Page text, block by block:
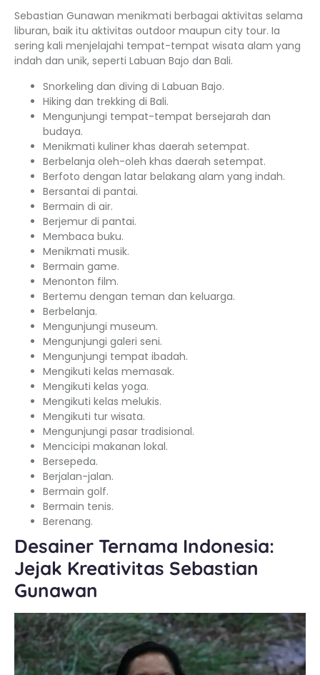
Sebastian Gunawan menikmati berbagai aktivitas selama
liburan, baik itu aktivitas outdoor maupun city tour. Ia
sering kali menjelajahi tempat-tempat wisata alam yang
indah dan unik, seperti Labuan Bajo dan Bali.
Snorkeling dan diving di Labuan Bajo.
Hiking dan trekking di Bali.
Mengunjungi tempat-tempat bersejarah dan
budaya.
Menikmati kuliner khas daerah setempat.
Berbelanja oleh-oleh khas daerah setempat.
Berfoto dengan latar belakang alam yang indah.
Bersantai di pantai.
Bermain di air.
Berjemur di pantai.
Membaca buku.
Menikmati musik.
Bermain game.
Menonton film.
Bertemu dengan teman dan keluarga.
Berbelanja.
Mengunjungi museum.
Mengunjungi galeri seni.
Mengunjungi tempat ibadah.
Mengikuti kelas memasak.
Mengikuti kelas yoga.
Mengikuti kelas melukis.
Mengikuti tur wisata.
Mengunjungi pasar tradisional.
Mencicipi makanan lokal.
Bersepeda.
Berjalan-jalan.
Bermain golf.
Bermain tenis.
Berenang.
Desainer Ternama Indonesia:
Jejak Kreativitas Sebastian
Gunawan